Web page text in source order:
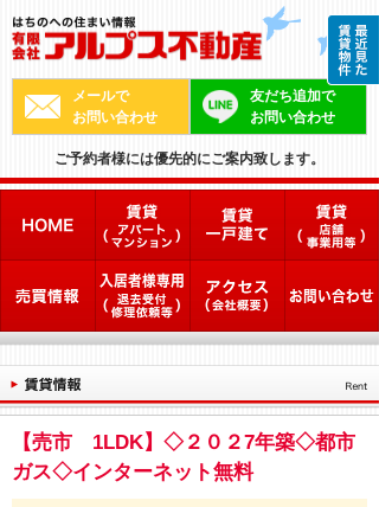
メールで
お問い合わせ
友だち追加で
お問い合わせ
ご予約者様には優先的にご案内致します。
【売市 1LDK】◇２０２7年築◇都市
ガス◇インターネット無料